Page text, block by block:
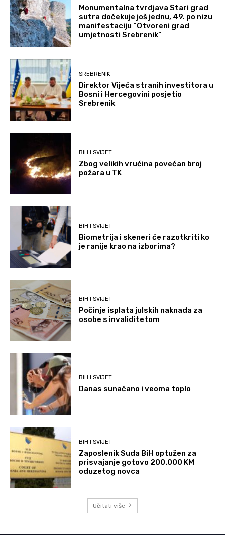
Monumentalna tvrdjava Stari grad
sutra dočekuje još jednu, 49. po nizu
manifestaciju “Otvoreni grad
umjetnosti Srebrenik”
SREBRENIK
Direktor Vijeća stranih investitora u
Bosni i Hercegovini posjetio
Srebrenik
BIH I SVIJET
Zbog velikih vrućina povećan broj
požara u TK
BIH I SVIJET
Biometrija i skeneri će razotkriti ko
je ranije krao na izborima?
BIH I SVIJET
Počinje isplata julskih naknada za
osobe s invaliditetom
BIH I SVIJET
Danas sunačano i veoma toplo
BIH I SVIJET
Zaposlenik Suda BiH optužen za
prisvajanje gotovo 200.000 KM
oduzetog novca
Učitati više